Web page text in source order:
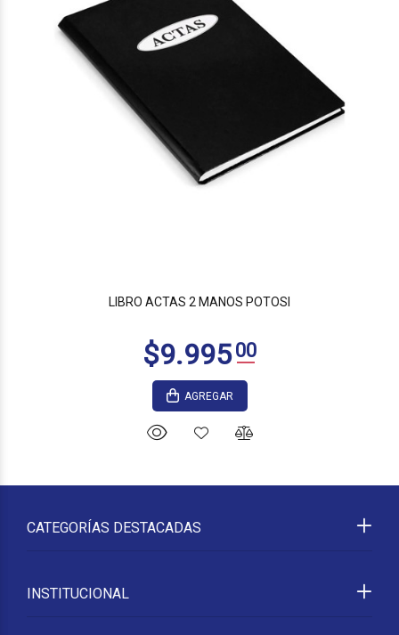
LIBRO ACTAS 2 MANOS POTOSI
AGREGAR
CATEGORÍAS DESTACADAS
INSTITUCIONAL